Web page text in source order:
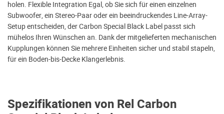
Spezifikationen von Rel Carbon
holen. Flexible Integration Egal, ob Sie sich für einen einzelnen
Subwoofer, ein Stereo-Paar oder ein beeindruckendes Line-Array-
Setup entscheiden, der Carbon Special Black Label passt sich
mühelos Ihren Wünschen an. Dank der mitgelieferten mechanischen
Kupplungen können Sie mehrere Einheiten sicher und stabil stapeln,
für ein Boden-bis-Decke Klangerlebnis.